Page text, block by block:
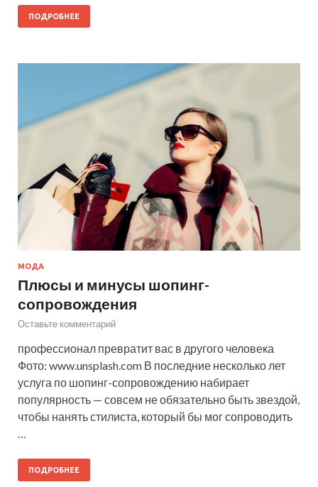
ПОДРОБНЕЕ
МОДА
Плюсы и минусы шопинг-
сопровождения
Оставьте комментарий
профессионал превратит вас в другого человека
Фото: www.unsplash.com В последние несколько лет
услуга по шопинг-сопровождению набирает
популярность — совсем не обязательно быть звездой,
чтобы нанять стилиста, который бы мог сопроводить
…
ПОДРОБНЕЕ